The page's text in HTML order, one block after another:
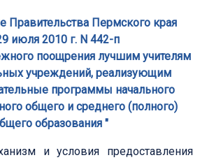
Правительства Пермского края
июля 2010 г. N 442-п
поощрения лучшим учителям
учреждений, реализующим
программы начального
общего и среднего (полного)
образования "
и условия предоставления